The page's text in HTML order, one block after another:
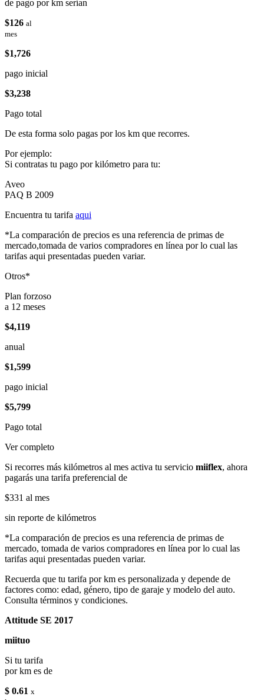
de pago por km serían
$126 al
mes
$1,726
pago inicial
$3,238
Pago total
De esta forma solo pagas por los km que recorres.
Por ejemplo:
Si contratas tu pago por kilómetro para tu:
Aveo
PAQ B 2009
Encuentra tu tarifa aqui
*La comparación de precios es una referencia de primas de
mercado,tomada de varios compradores en línea por lo cual las
tarifas aqui presentadas pueden variar.
Otros*
Plan forzoso
a 12 meses
$4,119
anual
$1,599
pago inicial
$5,799
Pago total
Ver completo
Si recorres más kilómetros al mes activa tu servicio miiflex, ahora
pagarás una tarifa preferencial de
$331 al mes
sin reporte de kilómetros
*La comparación de precios es una referencia de primas de
mercado, tomada de varios compradores en línea por lo cual las
tarifas aqui presentadas pueden variar.
Recuerda que tu tarifa por km es personalizada y depende de
factores como: edad, género, tipo de garaje y modelo del auto.
Consulta términos y condiciones.
Attitude SE 2017
miituo
Si tu tarifa
por km es de
$ 0.61 x